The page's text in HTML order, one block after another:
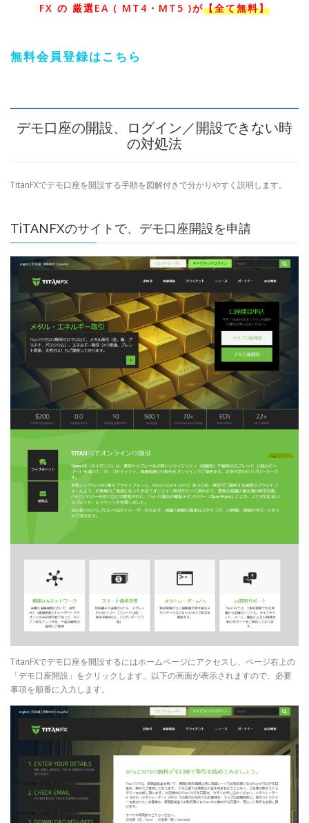
FX の 厳選EA ( MT4・MT5 )が【全て無料】
無料会員登録はこちら
デモ口座の開設、ログイン／開設できない時
の対処法
TitanFXでデモ口座を開設する手順を図解付きで分かりやすく説明します。
TiTANFXのサイトで、デモ口座開設を申請
TitanFXでデモ口座を開設するにはホームページにアクセスし、ページ右上の
「デモ口座開設」をクリックします。以下の画面が表示されますので、必要
事項を順番に入力します。